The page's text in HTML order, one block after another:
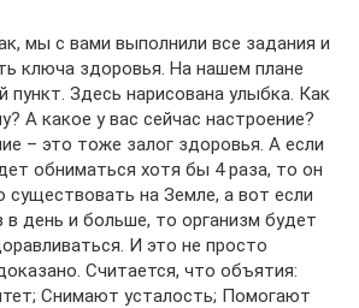
мы с вами выполнили все задания и
ключа здоровья. На нашем плане
пункт. Здесь нарисована улыбка. Как
А какое у вас сейчас настроение?
– это тоже залог здоровья. А если
обниматься хотя бы 4 раза, то он
на Земле, а вот если
в день и больше, то организм будет
И это не просто
Считается, что объятия:
Снимают усталость; Помогают